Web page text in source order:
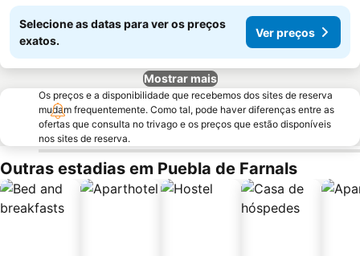
Selecione as datas para ver os preços
exatos.
Ver preços
Mostrar mais
Os preços e a disponibilidade que recebemos dos sites de reserva
mudam frequentemente. Como tal, pode haver diferenças entre as
ofertas que consulta no trivago e os preços que estão disponíveis
nos sites de reserva.
Outras estadias em Puebla de Farnals